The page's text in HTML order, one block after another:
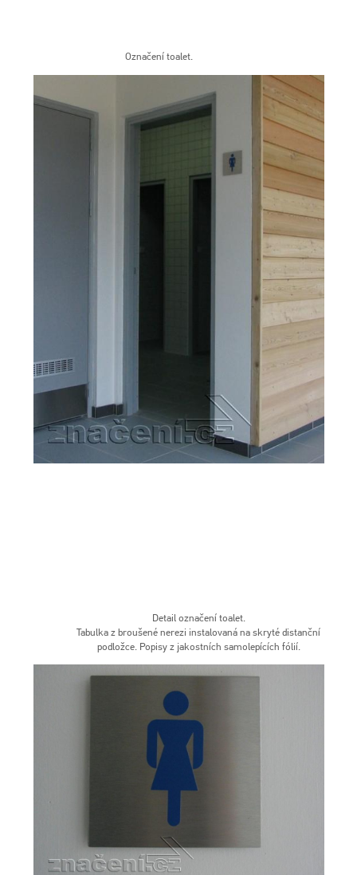
Označení toalet.
Detail označení toalet.
Tabulka z broušené nerezi instalovaná na skryté distanční
podložce. Popisy z jakostních samolepících fólií.